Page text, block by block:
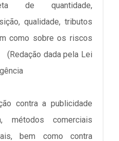
de quantidade,
qualidade, tributos
como sobre os riscos
dada pela Lei
a publicidade
métodos comerciais
bem como contra